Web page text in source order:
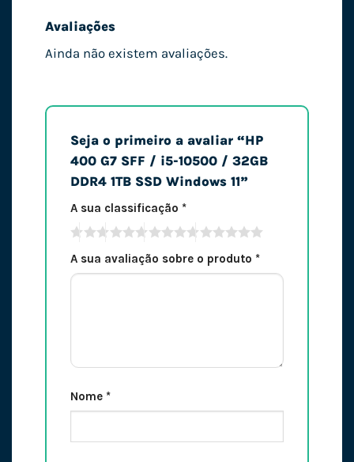
Avaliações
Ainda não existem avaliações.
Seja o primeiro a avaliar “HP
400 G7 SFF / i5-10500 / 32GB
DDR4 1TB SSD Windows 11”
A sua classificação *
A sua avaliação sobre o produto *
Nome *